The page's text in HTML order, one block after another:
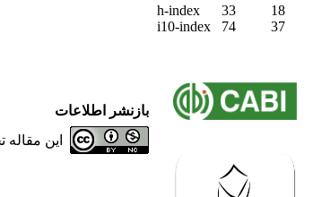
h-index
33
18
i10-index
74 37
بازنشر اطلاعات
این